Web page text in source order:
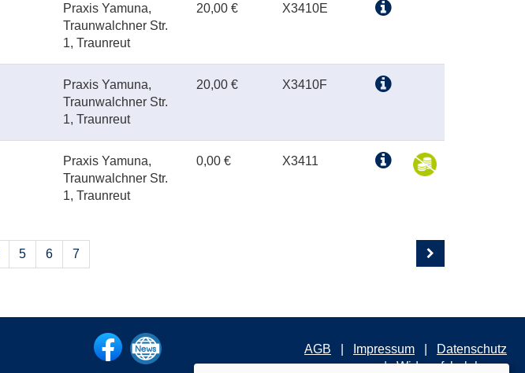
Praxis Yamuna,
Traunwalchner Str.
1, Traunreut
20,00 € X3410E
Praxis Yamuna,
Traunwalchner Str.
1, Traunreut
20,00 € X3410F
Praxis Yamuna,
Traunwalchner Str.
1, Traunreut
0,00 € X3411
5 6 7
AGB Impressum
Datenschutz
Widerrufsbelehrung